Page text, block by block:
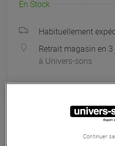
En Stock
Habituellement
Retrait magasin en 3
à Univers-sons
Pupitre de chef d'orchestre,
Continuer